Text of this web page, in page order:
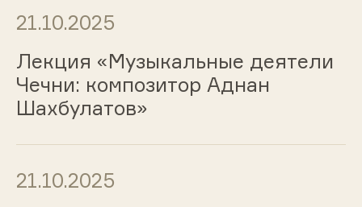
21.10.2025
Лекция «Музыкальные деятели
Чечни: композитор Аднан
Шахбулатов»
21.10.2025